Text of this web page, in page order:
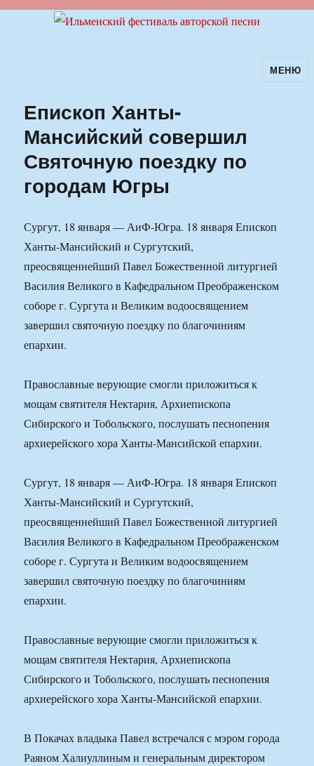
Ильменский фестиваль авторскойМЕНЮ
Епископ Ханты-
Мансийский совершил
Святочную поездку по
городам Югры
Сургут, 18 января — АиФ-Югра. 18 января Епископ
Ханты-Мансийский и Сургутский,
преосвященнейший Павел Божественной литургией
Василия Великого в Кафедральном Преображенском
соборе г. Сургута и Великим водоосвящением
завершил святочную поездку по благочиниям
епархии.
Православные верующие смогли приложиться к
мощам святителя Нектария, Архиепископа
Сибирского и Тобольского, послушать песнопения
архиерейского хора Ханты-Мансийской епархии.
Сургут, 18 января — АиФ-Югра. 18 января Епископ
Ханты-Мансийский и Сургутский,
преосвященнейший Павел Божественной литургией
Василия Великого в Кафедральном Преображенском
соборе г. Сургута и Великим водоосвящением
завершил святочную поездку по благочиниям
епархии.
Православные верующие смогли приложиться к
мощам святителя Нектария, Архиепископа
Сибирского и Тобольского, послушать песнопения
архиерейского хора Ханты-Мансийской епархии.
В Покачах владыка Павел встречался с мэром города
Раяном Халиуллиным и генеральным директором